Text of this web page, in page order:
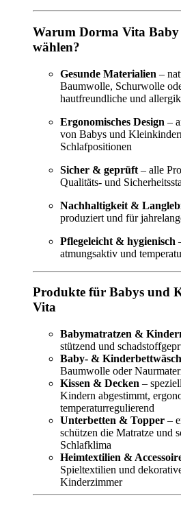
Warum Dorma Vita
wählen?
Gesunde Materialien –
Baumwolle, Schurwolle
hautfreundliche und
Ergonomisches Design –
von Babys und
Schlafpositionen
Sicher & geprüft – alle
Qualitäts- und
Nachhaltigkeit &
produziert und für
Pflegeleicht & hygienisch
atmungsaktiv und
Produkte für Babys und
Vita
Babymatratzen &
stützend und
Baby- &
Baumwolle oder
Kissen & Decken –
Kindern abgestimmt,
temperaturregulierend
Unterbetten & Topper –
schützen die Matratze und
Schlafklima
Heimtextilien &
Spieltextilien und
Kinderzimmer